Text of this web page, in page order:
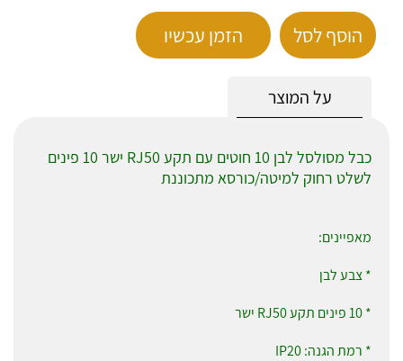
הוסף לסל הזמן עכשיו
על המוצר
כבל מסולסל לבן 10 חוטים עם תקע RJ50 ישר 10 פינים
לשלט רחוק למיטה/כורסא מתכוננת
מאפיינים:
* צבע לבן
* 10 פינים תקע RJ50 ישר
* רמת הגנה: IP20